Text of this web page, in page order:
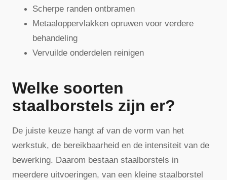
Scherpe randen ontbramen
Metaaloppervlakken opruwen voor verdere
behandeling
Vervuilde onderdelen reinigen
Welke soorten
staalborstels zijn er?
De juiste keuze hangt af van de vorm van het
werkstuk, de bereikbaarheid en de intensiteit van de
bewerking. Daarom bestaan staalborstels in
meerdere uitvoeringen, van een kleine staalborstel